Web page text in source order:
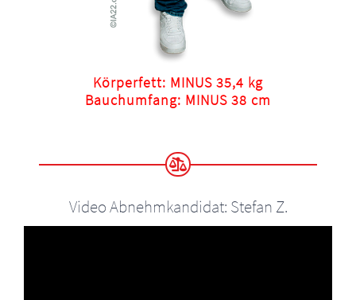
Körperfett: MINUS 35,4 kg
Bauchumfang: MINUS 38 cm
Video Abnehmkandidat: Stefan Z.